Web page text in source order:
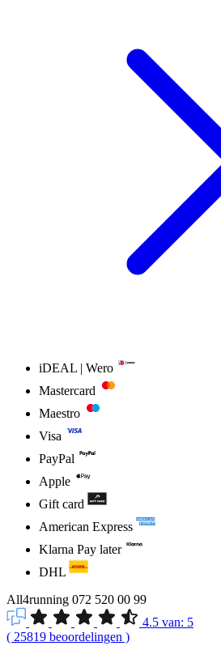
iDEAL | Wero
Mastercard
Maestro
Visa
PayPal
Apple
Gift card
American Express
Klarna Pay later
DHL
All4running 072 520 00 99
4.5 van: 5
( 25819 beoordelingen )